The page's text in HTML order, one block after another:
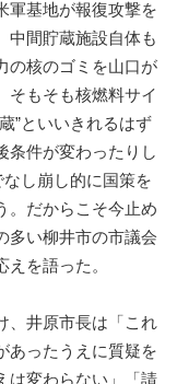
軍基地が報復攻撃を
中間貯蔵施設自体も
の核のゴミを山口が
そもそも核燃料サイ
”といいきれるはず
条件が変わったりし
し崩し的に国策を
。だからこそ今止め
多い柳井市の市議会
を語った。
、井原市長は「これ
あったうえに質疑を
は変わらない」「請